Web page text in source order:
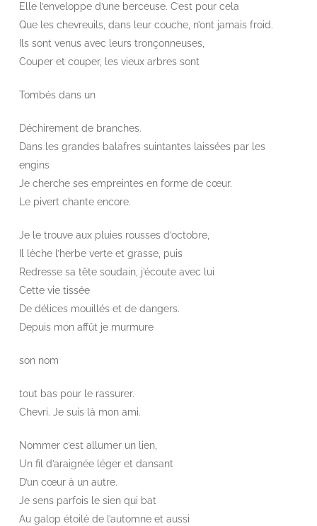
Elle l’enveloppe d’une berceuse. C’est pour cela
Que les chevreuils, dans leur couche, n’ont jamais froid.
Ils sont venus avec leurs tronçonneuses,
Couper et couper, les vieux arbres sont
Tombés dans un
Déchirement de branches.
Dans les grandes balafres suintantes laissées par les
engins
Je cherche ses empreintes en forme de cœur.
Le pivert chante encore.
Je le trouve aux pluies rousses d’octobre,
Il lèche l’herbe verte et grasse, puis
Redresse sa tête soudain, j’écoute avec lui
Cette vie tissée
De délices mouillés et de dangers.
Depuis mon affût je murmure
son nom
tout bas pour le rassurer.
Chevri. Je suis là mon ami.
Nommer c’est allumer un lien,
Un fil d’araignée léger et dansant
D’un cœur à un autre.
Je sens parfois le sien qui bat
Au galop étoilé de l’automne et aussi